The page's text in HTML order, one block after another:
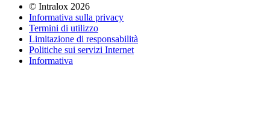
© Intralox 2026
Informativa sulla privacy
Termini di utilizzo
Limitazione di responsabilità
Politiche sui servizi Internet
Informativa